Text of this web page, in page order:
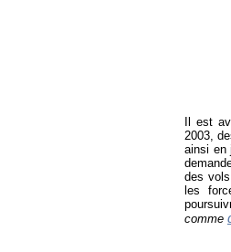
Il est
2003,
ainsi en
des
les
comme